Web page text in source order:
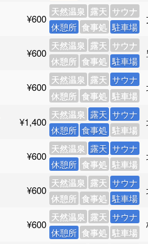
¥600
天然温泉 露天 サウナ
休憩所 食事処 駐車場
¥600
天然温泉 露天 サウナ
休憩所 食事処 駐車場
¥600
天然温泉 露天 サウナ
休憩所 食事処 駐車場
¥1,400
天然温泉 露天 サウナ
休憩所 食事処 駐車場
¥600
天然温泉 露天 サウナ
休憩所 食事処 駐車場
¥600
天然温泉 露天 サウナ
休憩所 食事処 駐車場
¥600
天然温泉 露天 サウナ
休憩所 食事処 駐車場